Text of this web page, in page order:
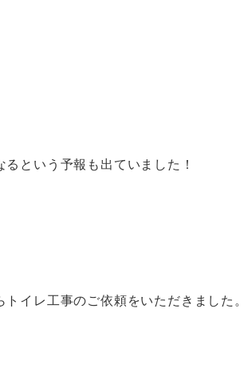
という予報も出ていました！
イレ工事のご依頼をいただきました。